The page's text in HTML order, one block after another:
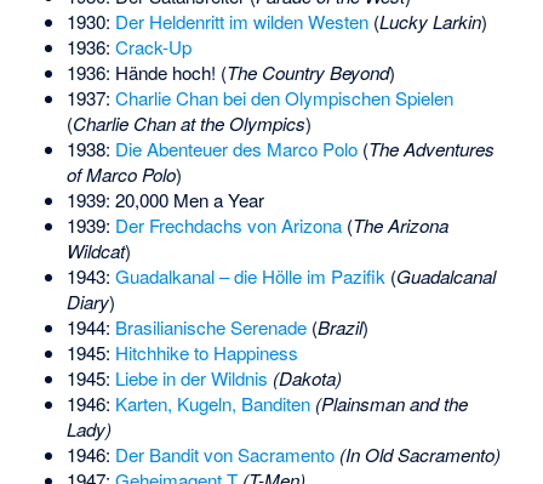
1930: Der Heldenritt im wilden Westen(Lucky Larkin)
1936: Crack-Up
1936: Hände hoch! (The Country Beyond)
1937: Charlie Chan bei den Olympischen Spielen
(Charlie Chan at the Olympics)
1938: Die Abenteuer des Marco Polo(The Adventures
of Marco Polo)
1939: 20,000 Men a Year
1939: Der Frechdachs von Arizona(The Arizona
Wildcat)
1943: Guadalkanal – die Hölle im Pazifik (Guadalcanal
Diary)
1944: Brasilianische Serenade(Brazil)
1945: Hitchhike to Happiness
1945: Liebe in der Wildnis (Dakota)
1946: Karten, Kugeln, Banditen (Plainsman and the
Lady)
1946: Der Bandit von Sacramento (In Old Sacramento)